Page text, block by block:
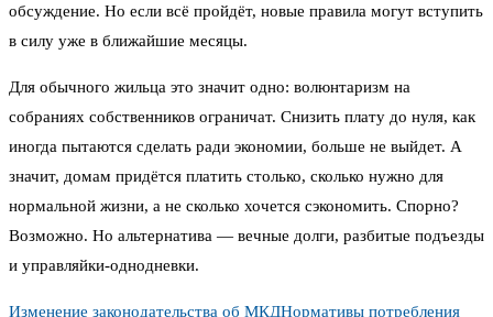
обсуждение. Но если всё пройдёт, новые правила могут вступить
в силу уже в ближайшие месяцы.
Для обычного жильца это значит одно: волюнтаризм на
собраниях собственников ограничат. Снизить плату до нуля, как
иногда пытаются сделать ради экономии, больше не выйдет. А
значит, домам придётся платить столько, сколько нужно для
нормальной жизни, а не сколько хочется сэкономить. Спорно?
Возможно. Но альтернатива — вечные долги, разбитые подъезды
и управляйки-однодневки.
Изменение законодательства об МКДНормативы потребления